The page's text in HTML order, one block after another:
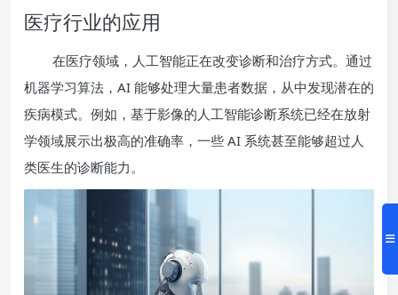
医疗行业的应用
在医疗领域，人工智能正在改变诊断和治疗方式。通过
机器学习算法，AI 能够处理大量患者数据，从中发现潜在的
疾病模式。例如，基于影像的人工智能诊断系统已经在放射
学领域展示出极高的准确率，一些 AI 系统甚至能够超过人
类医生的诊断能力。